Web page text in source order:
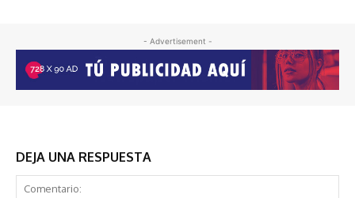
- Advertisement -
DEJA UNA RESPUESTA